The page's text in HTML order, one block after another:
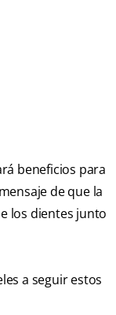
beneficios para
de que la
los dientes junto
a seguir estos